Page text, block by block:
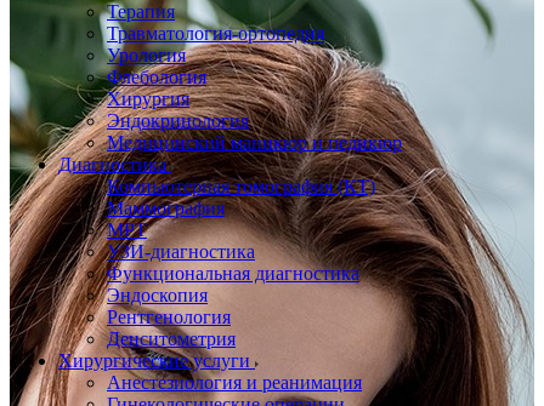
Терапия
Травматология-ортопедия
Урология
Флебология
Хирургия
Эндокринология
Медицинский маникюр и педикюр
Диагностика
Компьютерная томография (КТ)
Маммография
МРТ
УЗИ-диагностика
Функциональная диагностика
Эндоскопия
Рентгенология
Денситометрия
Хирургические услуги
Анестезиология и реанимация